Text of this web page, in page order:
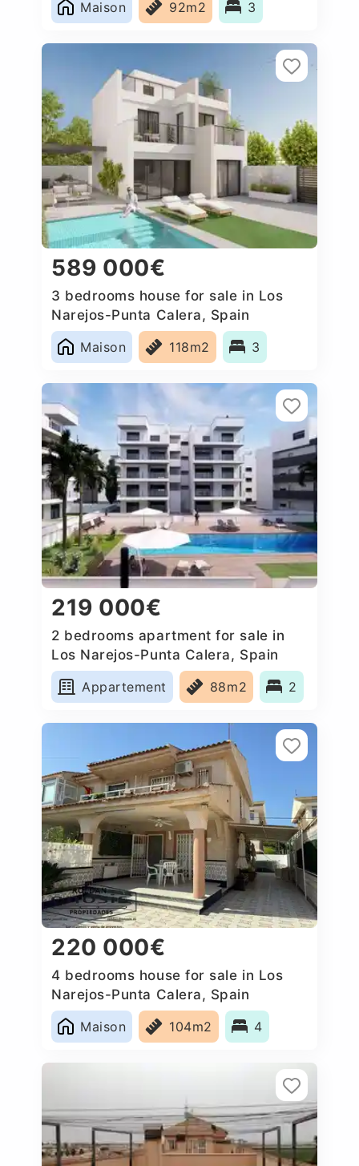
Maison 92m2 3
589 000€
3 bedrooms house for sale in Los
Narejos-Punta Calera, Spain
Maison
118m2 3
219 000€
2 bedrooms apartment for sale in
Los Narejos-Punta Calera, Spain
Appartement
88m2 2
220 000€
4 bedrooms house for sale in Los
Narejos-Punta Calera, Spain
Maison
104m2 4